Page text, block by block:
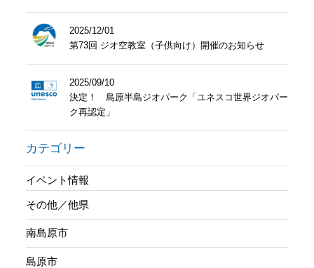
2025/12/01
第73回 ジオ空教室（子供向け）開催のお知らせ
2025/09/10
決定！ 島原半島ジオパーク「ユネスコ世界ジオパー
ク再認定」
カテゴリー
イベント情報
その他／他県
南島原市
島原市